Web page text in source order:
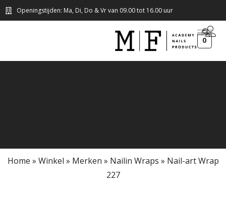
Openingstijden: Ma, Di, Do & Vr van 09.00 tot 16.00 uur
0
Home » Winkel » Merken » Nailin Wraps » Nail-art Wrap
227